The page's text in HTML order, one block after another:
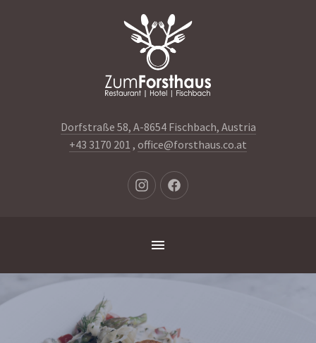
Dorfstraße 58, A-8654 Fischbach, Austria
+43 3170 201 , office@forsthaus.co.at
Neues Neues